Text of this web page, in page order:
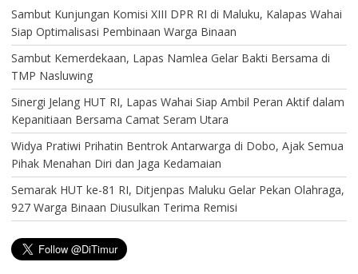
Sambut Kunjungan Komisi XIII DPR RI di Maluku, Kalapas Wahai
Siap Optimalisasi Pembinaan Warga Binaan
Sambut Kemerdekaan, Lapas Namlea Gelar Bakti Bersama di
TMP Nasluwing
Sinergi Jelang HUT RI, Lapas Wahai Siap Ambil Peran Aktif dalam
Kepanitiaan Bersama Camat Seram Utara
Widya Pratiwi Prihatin Bentrok Antarwarga di Dobo, Ajak Semua
Pihak Menahan Diri dan Jaga Kedamaian
Semarak HUT ke-81 RI, Ditjenpas Maluku Gelar Pekan Olahraga,
927 Warga Binaan Diusulkan Terima Remisi